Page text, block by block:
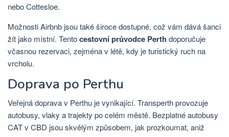
nebo Cottesloe.
Možnosti Airbnb jsou také široce dostupné, což vám dává šanci
žít jako místní. Tentocestovní průvodce Perth doporučuje
včasnou rezervaci, zejména v létě, kdy je turistický ruch na
vrcholu.
Doprava po Perthu
Veřejná doprava v Perthu je vynikající. Transperth provozuje
autobusy, vlaky a trajekty po celém městě. Bezplatné autobusy
CAT v CBD jsou skvělým způsobem, jak prozkoumat, aniž